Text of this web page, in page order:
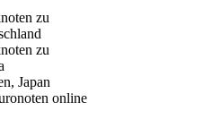
zu
zu
Japan
online